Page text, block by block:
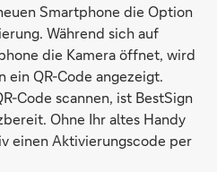
Smartphone die Option
Während sich auf
die Kamera öffnet, wird
ein QR-Code angezeigt.
Code scannen, ist BestSign
Ohne Ihr altes Handy
einen Aktivierungscode per